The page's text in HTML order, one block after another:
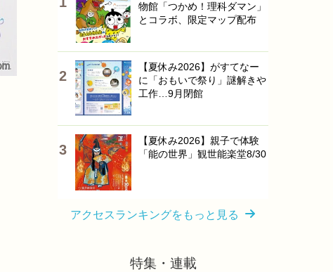
物館「つかめ！理科ダマン」
とコラボ、限定マップ配布
【夏休み2026】がすてなー
に「おもいで祭り」謎解きや
工作…9月閉館
【夏休み2026】親子で体験
「能の世界」観世能楽堂8/30
アクセスランキングをもっと見る
特集・連載